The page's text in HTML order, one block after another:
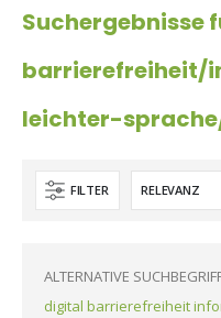
Suchergebnisse
barrierefreiheit/
leichter-
FILTER
ALTERNATIVE
digital barrierefreiheit